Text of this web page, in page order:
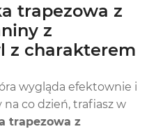
trapezowa z
z
z charakterem
wygląda efektownie i
co dzień, trafiasz w
trapezowa z